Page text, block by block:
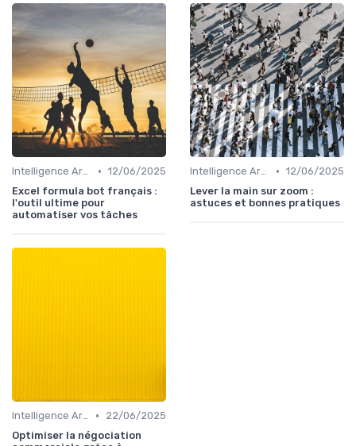
Intelligence Artificielle pour les ventes • 12/06/2025
Excel formula bot français :
l'outil ultime pour
automatiser vos tâches
Intelligence Artificielle pour les ventes • 12/06/2025
Lever la main sur zoom :
astuces et bonnes pratiques
Intelligence Artificielle pour les ventes •
22/06/2025
Optimiser la négociation